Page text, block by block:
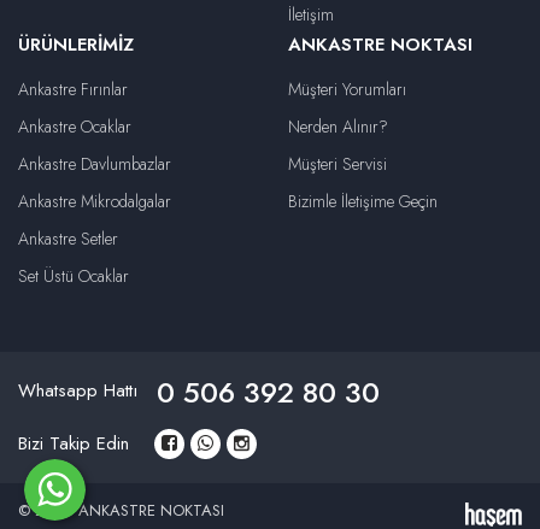
İletişim
ÜRÜNLERIMIZ
Ankastre Fırınlar
Ankastre Ocaklar
Ankastre Davlumbazlar
Ankastre Mikrodalgalar
Ankastre Setler
Set Üstü Ocaklar
ANKASTRE NOKTASI
Müşteri Yorumları
Nerden Alınır?
Müşteri Servisi
Bizimle İletişime Geçin
Whatsapp Hattı 0 506 392 80 30
Bizi Takip Edin
© 2026 ANKASTRE NOKTASI